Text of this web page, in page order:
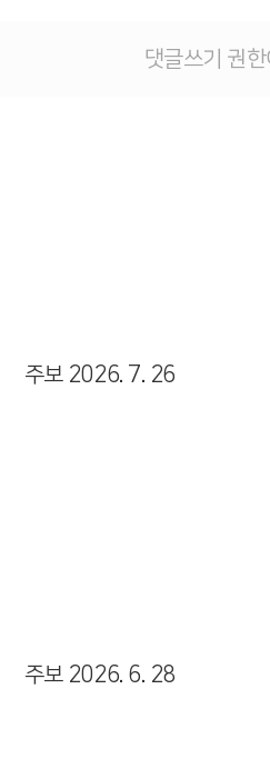
댓글쓰기 권
주보 2026. 7. 26
주보 2026. 6. 28